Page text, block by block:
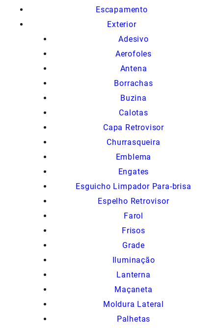
Escapamento
Exterior
Adesivo
Aerofoles
Antena
Borrachas
Buzina
Calotas
Capa Retrovisor
Churrasqueira
Emblema
Engates
Esguicho Limpador Para-brisa
Espelho Retrovisor
Farol
Frisos
Grade
Iluminação
Lanterna
Maçaneta
Moldura Lateral
Palhetas